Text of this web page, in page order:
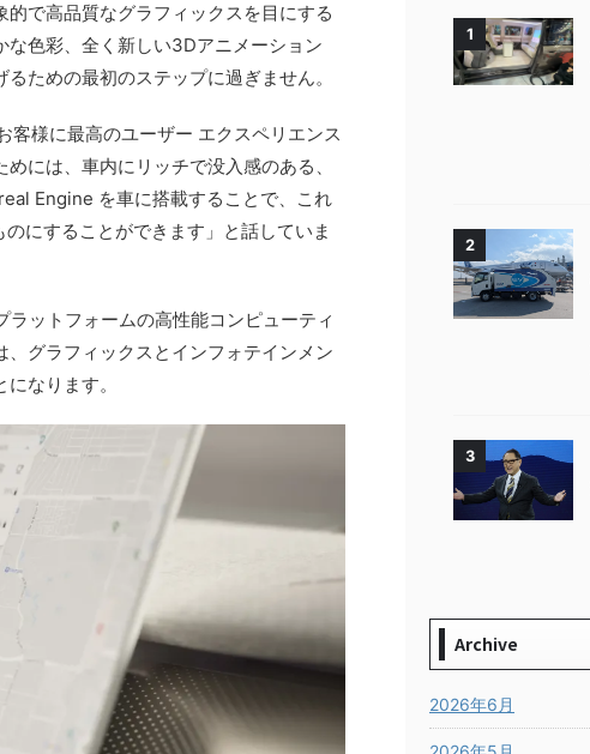
で高品質なグラフィックスを目にする
な色彩、全く新しい3Dアニメーション
ための最初のステップに過ぎません。
様に最高のユーザー エクスペリエンス
には、車内にリッチで没入感のある、
Engine を車に搭載することで、これ
にすることができます」と話していま
ットフォームの高性能コンピューティ
グラフィックスとインフォテインメン
なります。
1
2
3
Archive
2026年6月